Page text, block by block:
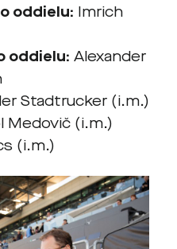
oddielu: Imrich
oddielu: Alexander
Stadtrucker (i.m.)
Medovič (i.m.)
(i.m.)